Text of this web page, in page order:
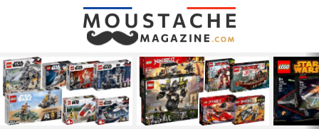
LATEST
STORIES